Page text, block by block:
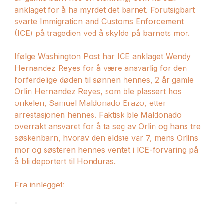
anklaget for å ha myrdet det barnet. Forutsigbart
svarte Immigration and Customs Enforcement
(ICE) på tragedien ved å skylde på barnets mor.
Ifølge Washington Post har ICE anklaget Wendy
Hernandez Reyes for å være ansvarlig for den
forferdelige døden til sønnen hennes, 2 år gamle
Orlin Hernandez Reyes, som ble plassert hos
onkelen, Samuel Maldonado Erazo, etter
arrestasjonen hennes. Faktisk ble Maldonado
overrakt ansvaret for å ta seg av Orlin og hans tre
søskenbarn, hvorav den eldste var 7, mens Orlins
mor og søsteren hennes ventet i ICE-forvaring på
å bli deportert til Honduras.
Fra innlegget: